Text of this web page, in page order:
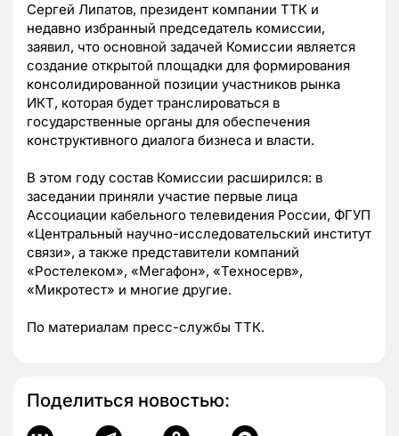
Сергей Липатов, президент компании ТТК и
недавно избранный председатель комиссии,
заявил, что основной задачей Комиссии является
создание открытой площадки для формирования
консолидированной позиции участников рынка
ИКТ, которая будет транслироваться в
государственные органы для обеспечения
конструктивного диалога бизнеса и власти.
В этом году состав Комиссии расширился: в
заседании приняли участие первые лица
Ассоциации кабельного телевидения России, ФГУП
«Центральный научно-исследовательский институт
связи», а также представители компаний
«Ростелеком», «Мегафон», «Техносерв»,
«Микротест» и многие другие.
По материалам пресс-службы ТТК.
Поделиться новостью: